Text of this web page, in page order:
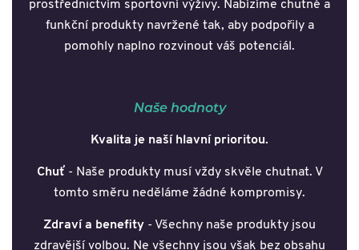
prostřednictvím sportovní výživy. Nabízíme chutné a
funkční produkty navržené tak, aby podpořily a
pomohly naplno rozvinout váš potenciál.
Naše hodnoty
Kvalita je naší hlavní prioritou.
Chuť - Naše produkty musí vždy skvěle chutnat. V
tomto směru neděláme žádné kompromisy.
Zdraví a benefity - Všechny naše produkty jsou
zdravější volbou. Ne všechny jsou však bez obsahu